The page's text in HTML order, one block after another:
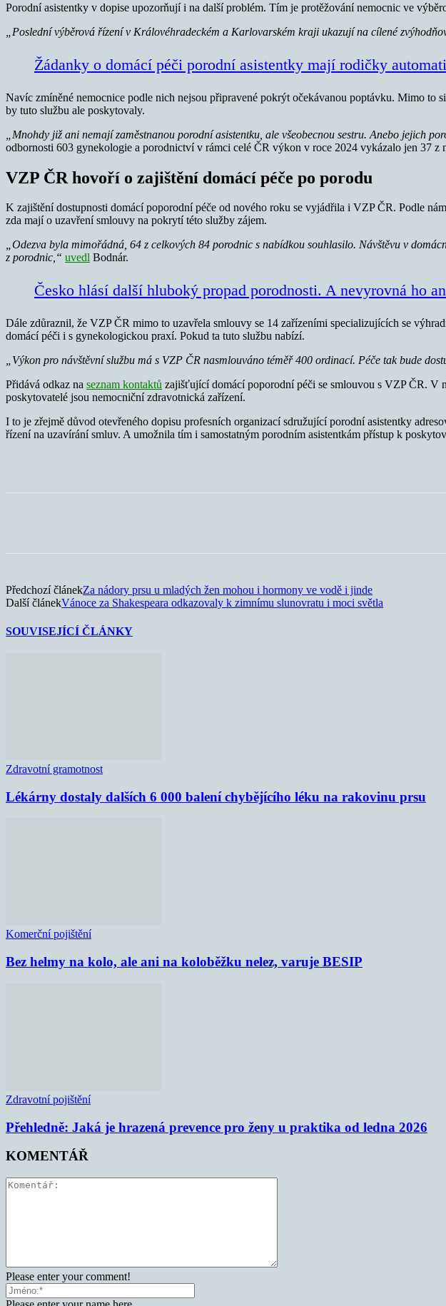
Porodní asistentky v dopise upozorňují i na další problém. Tím je protěžování nemocnic ve
„Poslední výběrová řízení v Královéhradeckém a Karlovarském kraji ukazují na cílené
Žádanky o domácí péči porodní asistentky mají rodičky
Navíc zmíněné nemocnice podle nich nejsou připravené pokrýt očekávanou poptávku. Mimo
by tuto službu ale poskytovaly.
„Mnohdy již ani nemají zaměstnanou porodní asistentku, ale všeobecnou sestru. Anebo jejich
odbornosti 603 gynekologie a porodnictví v rámci celé ČR výkon v roce 2024 vykázalo jen 37 z
VZP ČR hovoří o zajištění domácí péče po porodu
K zajištění dostupnosti domácí poporodní péče od nového roku se vyjádřila i VZP ČR. Podle
zda mají o uzavření smlouvy na pokrytí této služby zájem.
„Odezva byla mimořádná, 64 z celkových 84 porodnic s nabídkou souhlasilo. Návštěvu v
z porodnic,“ uvedl Bodnár.
Česko hlásí další hluboký propad porodnosti. A nevyrovná ho
Dále zdůraznil, že VZP ČR mimo to uzavřela smlouvy se 14 zařízeními specializujících se
domácí péči i s gynekologickou praxí. Pokud ta tuto službu nabízí.
„Výkon pro návštěvní službu má s VZP ČR nasmlouváno téměř 400 ordinací. Péče tak bude
Přidává odkaz na seznam kontaktů zajišťující domácí poporodní péči se smlouvou s VZP ČR. V
poskytovatelé jsou nemocniční zdravotnická zařízení.
I to je zřejmě důvod otevřeného dopisu profesních organizací sdružující porodní asistentky
řízení na uzavírání smluv. A umožnila tím i samostatným porodním asistentkám přístup k
Předchozí článekZa nádory prsu u mladých žen mohou i hormony ve vodě i jinde
Další článekVánoce za Shakespeara odkazovaly k zimnímu slunovratu i moci světla
SOUVISEJÍCÍ ČLÁNKY
Zdravotní gramotnost
Lékárny dostaly dalších 6 000 balení chybějícího léku na rakovinu prsu
Komerční pojištění
Bez helmy na kolo, ale ani na koloběžku nelez, varuje BESIP
Zdravotní pojištění
Přehledně: Jaká je hrazená prevence pro ženy u praktika od ledna 2026
KOMENTÁŘ
Please enter your comment!